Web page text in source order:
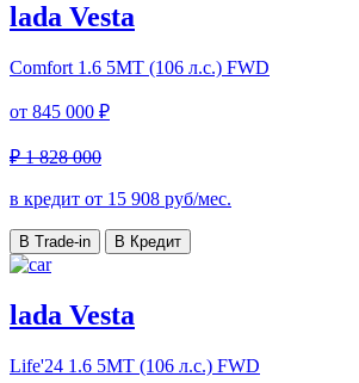
lada Vesta
Comfort 1.6 5MT (106 л.с.) FWD
от 845 000 ₽
₽ 1 828 000
в кредит от 15 908 руб/мес.
В Trade-in В Кредит
lada Vesta
Life'24 1.6 5MT (106 л.с.) FWD